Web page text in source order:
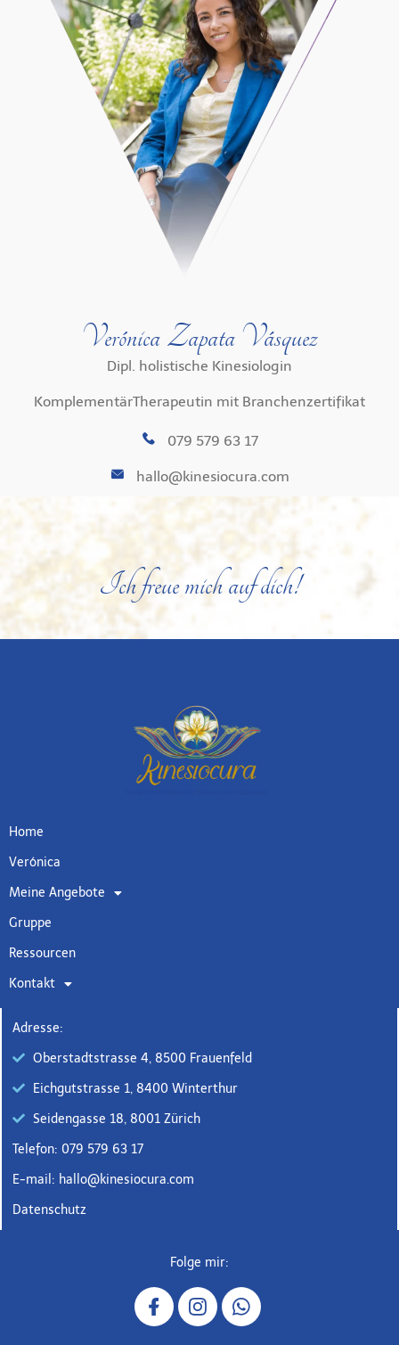
Verónica Zapata Vásquez
Dipl. holistische Kinesiologin
KomplementärTherapeutin mit Branchenzertifikat
079 579 63 17
hallo@kinesiocura.com
Ich freue mich auf dich!
Home
Verónica
Meine Angebote
Gruppe
Ressourcen
Kontakt
Adresse:
Oberstadtstrasse 4, 8500 Frauenfeld
Eichgutstrasse 1, 8400 Winterthur
Seidengasse 18, 8001 Zürich
Telefon: 079 579 63 17
E-mail: hallo@kinesiocura.com
Datenschutz
Folge mir: